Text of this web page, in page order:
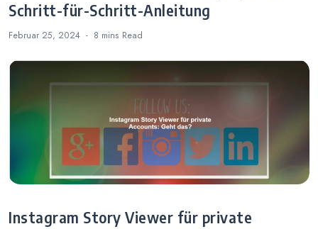
Schritt-für-Schritt-Anleitung
Februar 25, 2024 8 mins Read
Instagram Story Viewer für private